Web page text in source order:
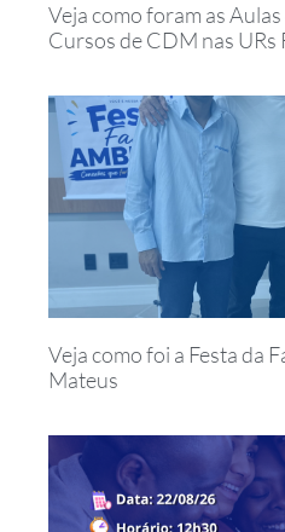
Veja como foram as
Cursos de CDM nas URs
Veja como foi a Festa da
Mateus